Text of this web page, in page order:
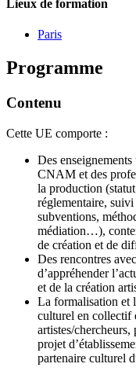
Lieux de formation
Paris
Programme
Contenu
Cette UE comporte :
Des
CNAM et des
la production
réglementaire, suivi
subventions,
médiation…),
de création et de
Des rencontres
d’appréhender
et de la création
La formalisation et
culturel en collectif
artistes/
projet
partenaire culturel